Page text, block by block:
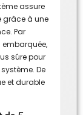
assure
grâce à une
Par
embarquée,
sûre pour
De
et durable